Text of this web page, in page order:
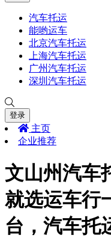
汽车托运
能哟运车
北京汽车托运
上海汽车托运
广州汽车托运
深圳汽车托运
登录
主页
企业推荐
文山州汽车
就选运车行
台，汽车托